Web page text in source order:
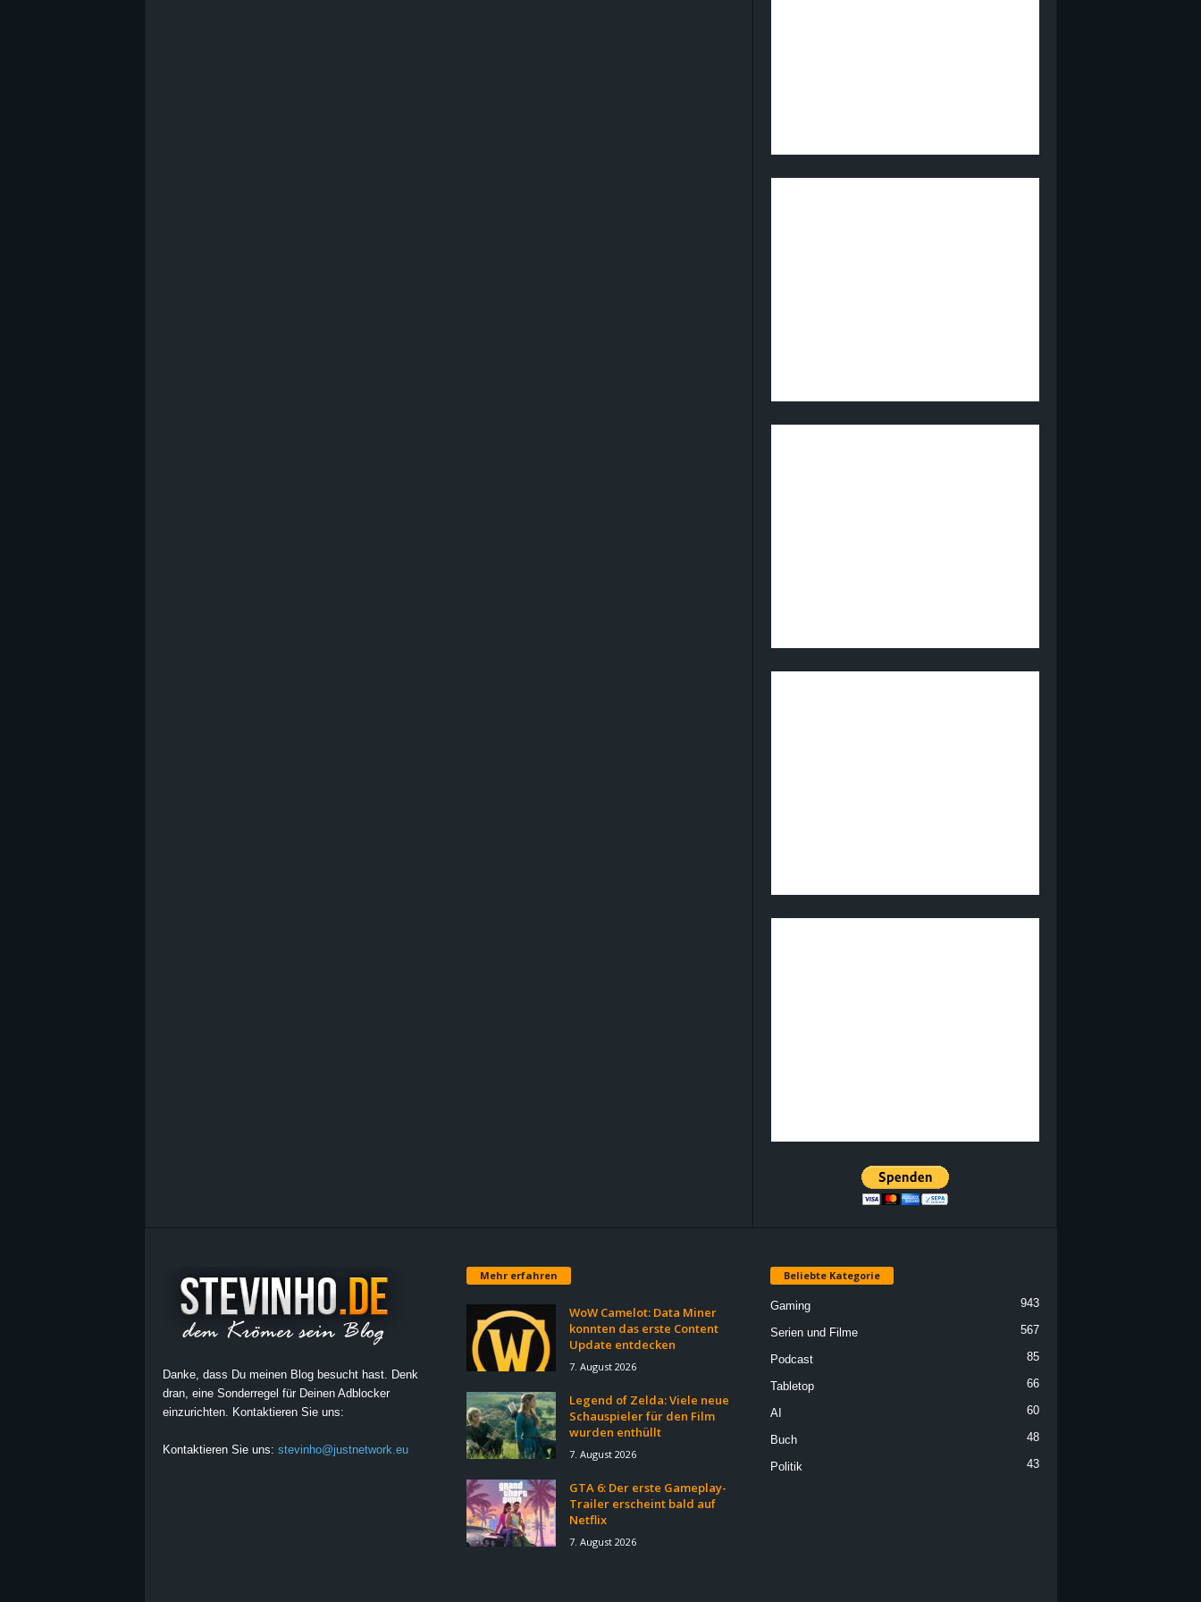
Danke, dass Du meinen Blog besucht hast. Denk
dran, eine Sonderregel für Deinen Adblocker
einzurichten. Kontaktieren Sie uns:
Kontaktieren Sie uns: stevinho@justnetwork.eu
Mehr erfahren
WoW Camelot: Data Miner
konnten das erste Content
Update entdecken
7. August 2026
Legend of Zelda: Viele neue
Schauspieler für den Film
wurden enthüllt
7. August 2026
GTA 6: Der erste Gameplay-
Trailer erscheint bald auf
Netflix
7. August 2026
Beliebte Kategorie
Gaming 943
Serien und Filme 567
Podcast 85
Tabletop 66
AI 60
Buch 48
Politik 43